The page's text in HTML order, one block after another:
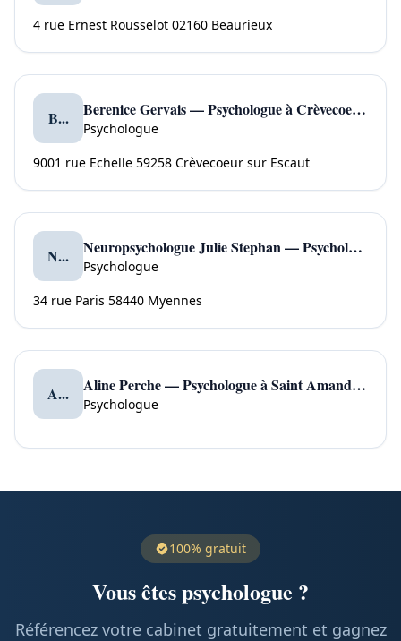
4 rue Ernest Rousselot 02160 Beaurieux
B... Berenice Gervais — Psychologue à Crèvecoeur sur Escaut
Psychologue
9001 rue Echelle 59258 Crèvecoeur sur Escaut
N... Neuropsychologue Julie Stephan — Psychologue à Myennes
Psychologue
34 rue Paris 58440 Myennes
A... Aline Perche — Psychologue à Saint Amand en Puisaye
Psychologue
100% gratuit
Vous êtes psychologue ?
Référencez votre cabinet gratuitement et gagnez